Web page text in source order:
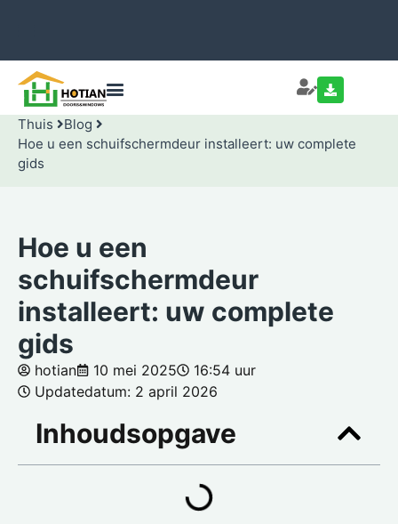
Thuis
Blog
Hoe u een schuifschermdeur installeert: uw complete
gids
Hoe u een
schuifschermdeur
installeert: uw complete
gids
hotian 10 mei 2025
16:54 uur
Updatedatum: 2 april 2026
Inhoudsopgave